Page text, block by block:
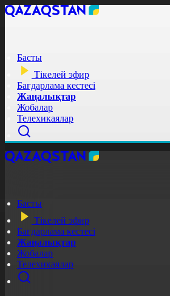
Басты
Тікелей эфир
Бағдарлама кестесі
Жаңалықтар
Жобалар
Телехикаялар
Басты
Тікелей эфир
Бағдарлама кестесі
Жаңалықтар
Жобалар
Телехикаялар